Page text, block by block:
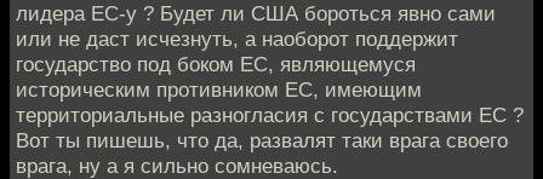
лидера ЕС-у ? Будет ли США бороться явно сами
или не даст исчезнуть, а наоборот поддержит
государство под боком ЕС, являющемуся
историческим противником ЕС, имеющим
территориальные разногласия с государствами ЕС ?
Вот ты пишешь, что да, развалят таки врага своего
врага, ну а я сильно сомневаюсь.